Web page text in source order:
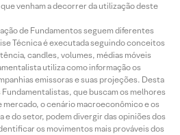
venham a decorrer da utilização deste
de Fundamentos seguem diferentes
Técnica é executada seguindo conceitos
candles, volumes, médias móveis
utiliza como informação os
emissoras e suas projeções. Desta
que buscam os melhores
mercado, o cenário macroeconômico e os
e do setor, podem divergir das opiniões dos
os movimentos mais prováveis dos